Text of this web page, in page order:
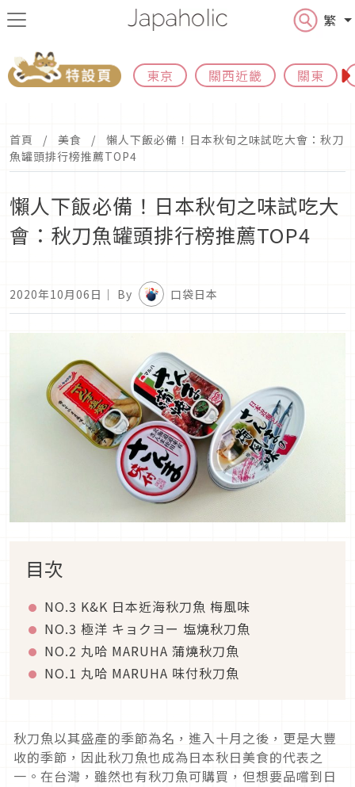
繁
東京 關西近畿 關東
首頁 美食
懶人下飯必備！日本秋旬之味試吃大會：秋刀
魚罐頭排行榜推薦TOP4
懶人下飯必備！日本秋旬之味試吃大
會：秋刀魚罐頭排行榜推薦TOP4
2020年10月06日 ｜ By 口袋日本
目次
NO.3 K&K 日本近海秋刀魚 梅風味
NO.3 極洋 キョクヨー 塩燒秋刀魚
NO.2 丸哈 MARUHA 蒲燒秋刀魚
NO.1 丸哈 MARUHA 味付秋刀魚
秋刀魚以其盛產的季節為名，進入十月之後，更是大豐
收的季節，因此秋刀魚也成為日本秋日美食的代表之
一。在台灣，雖然也有秋刀魚可購買，但想要品嚐到日